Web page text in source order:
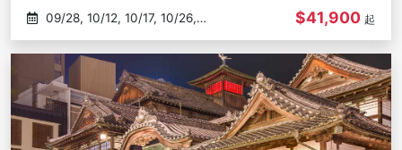
11/09
$41,900 起